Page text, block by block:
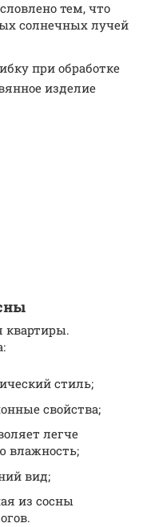
тем, что
солнечных лучей
при обработке
изделие
квартиры.
стиль;
свойства;
легче
влажность;
вид;
из сосны